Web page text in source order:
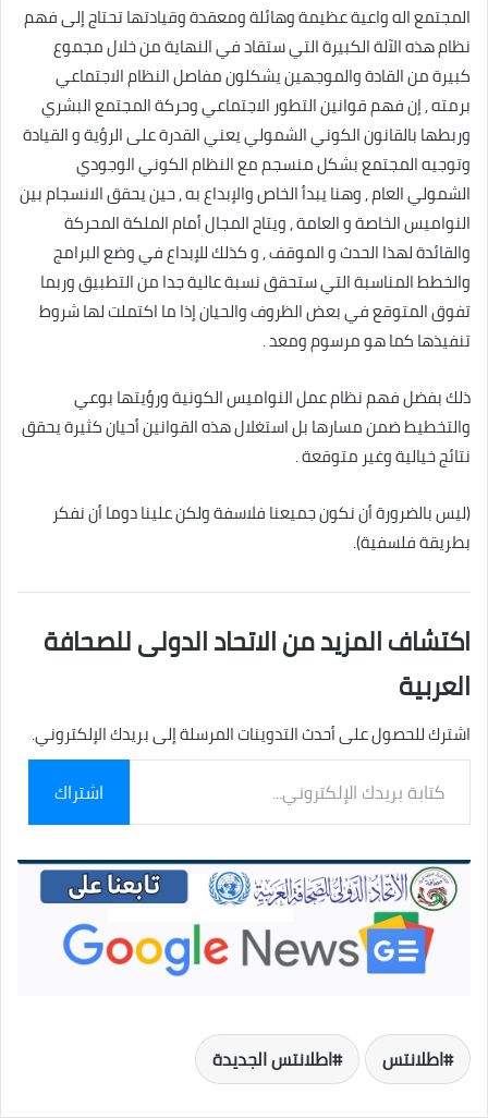
المجتمع اله واعية عظيمة وهائلة ومعقدة وقيادتها تحتاج إلى فهم
نظام هذه الآلة الكبيرة التي ستقاد في النهاية من خلال مجموع
كبيرة من القادة والموجهين يشكلون مفاصل النظام الاجتماعي
برمته , إن فهم قوانين التطور الاجتماعي وحركة المجتمع البشري
وربطها بالقانون الكوني الشمولي يعني القدرة على الرؤية و القيادة
وتوجيه المجتمع بشكل منسجم مع النظام الكوني الوجودي
الشمولي العام , وهنا يبدأ الخاص والإبداع به , حين يحقق الانسجام بين
النواميس الخاصة و العامة , ويتاح المجال أمام الملكة المحركة
والقائدة لهذا الحدث و الموقف , و كذلك للإبداع في وضع البرامج
والخطط المناسبة التي ستحقق نسبة عالية جدا من التطبيق وربما
تفوق المتوقع في بعض الظروف والحيان إذا ما اكتملت لها شروط
تنفيذها كما هو مرسوم ومعد .
ذلك بفضل فهم نظام عمل النواميس الكونية ورؤيتها بوعي
والتخطيط ضمن مسارها بل استغلال هذه القوانين أحيان كثيرة يحقق
نتائج خيالية وغير متوقعة .
(ليس بالضرورة أن نكون جميعنا فلاسفة ولكن علينا دوما أن نفكر
بطريقة فلسفية).
اكتشاف المزيد من الاتحاد الدولى للصحافة
العربية
اشترك للحصول على أحدث التدوينات المرسلة إلى بريدك الإلكتروني.
بريدك
الإلكتروني...
اشتراك
اطلانتس اطلانتس الجديدة